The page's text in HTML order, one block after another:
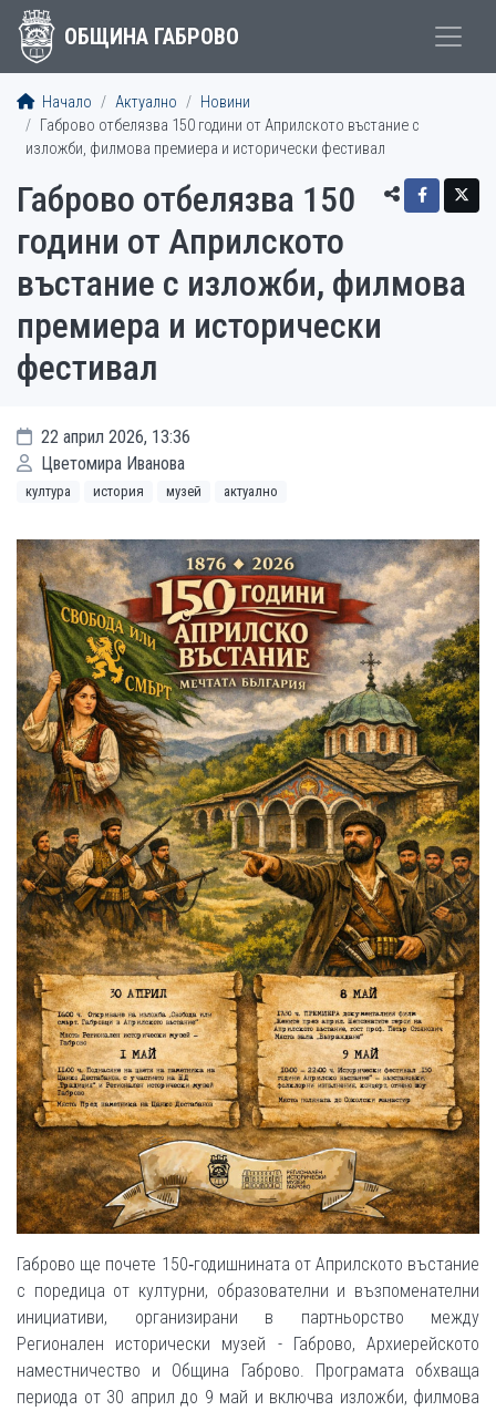
ОБЩИНА ГАБРОВО
Начало Актуално
Новини
Габрово отбелязва 150 години от Априлското въстание с
изложби, филмова премиера и исторически фестивал
Габрово отбелязва 150
години от Априлското
въстание с изложби, филмова
премиера и исторически
фестивал
22 април 2026, 13:36
Цветомира Иванова
култура история музей актуално
Габрово ще почете 150‑годишнината от Априлското въстание
с поредица от културни, образователни и възпоменателни
инициативи, организирани в партньорство между
Регионален исторически музей - Габрово, Архиерейското
наместничество и Община Габрово. Програмата обхваща
периода от 30 април до 9 май и включва изложби, филмова